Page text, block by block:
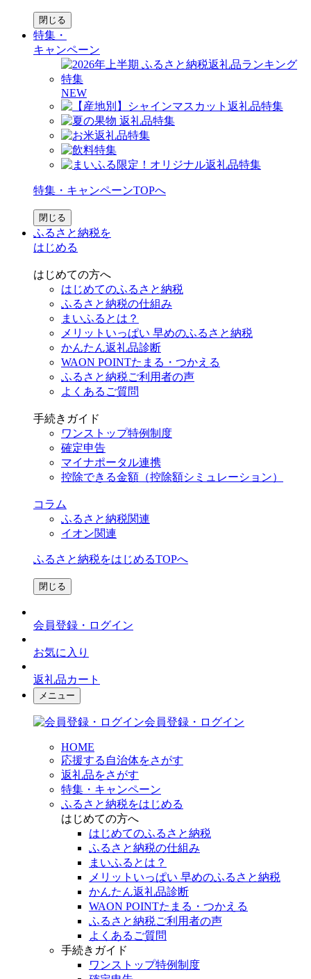
閉じる
特集・
キャンペーン
NEW
特集・キャンペーンTOPへ
閉じる
ふるさと納税を
はじめる
はじめての方へ
はじめてのふるさと納税
ふるさと納税の仕組み
まいふるとは？
メリットいっぱい 早めのふるさと納税
かんたん返礼品診断
WAON POINTたまる・つかえる
ふるさと納税ご利用者の声
よくあるご質問
手続きガイド
ワンストップ特例制度
確定申告
マイナポータル連携
控除できる金額（控除額シミュレーション）
コラム
ふるさと納税関連
イオン関連
ふるさと納税をはじめるTOPへ
閉じる
会員登録・ログイン
お気に入り
返礼品カート
メニュー
会員登録・ログイン
HOME
応援する自治体をさがす
返礼品をさがす
特集・キャンペーン
ふるさと納税をはじめる
はじめての方へ
はじめてのふるさと納税
ふるさと納税の仕組み
まいふるとは？
メリットいっぱい 早めのふるさと納税
かんたん返礼品診断
WAON POINTたまる・つかえる
ふるさと納税ご利用者の声
よくあるご質問
手続きガイド
ワンストップ特例制度